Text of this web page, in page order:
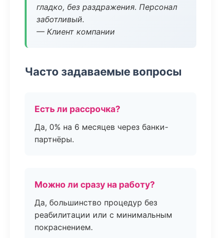
гладко, без раздражения. Персонал
заботливый.
— Клиент компании
Часто задаваемые вопросы
Есть ли рассрочка?
Да, 0% на 6 месяцев через банки-
партнёры.
Можно ли сразу на работу?
Да, большинство процедур без
реабилитации или с минимальным
покраснением.